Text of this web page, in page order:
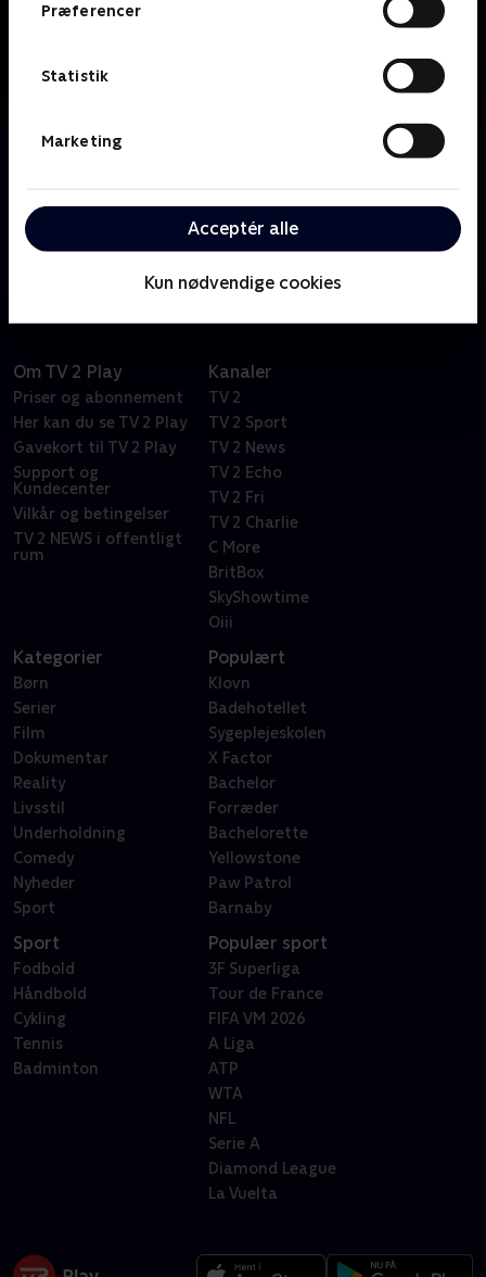
Præferencer
Statistik
Marketing
Acceptér alle
Kun nødvendige cookies
Helt hver uge får besøg af spillere fra Forræder-
slottet. Sammen dykker de ned i de bedste og
Om TV 2 Play
Priser og abonnement
Her kan du se TV 2 Play
Gavekort til TV 2 Play
Support og
Kundecenter
Vilkår og betingelser
TV 2 NEWS i offentligt
rum
Kanaler
TV 2
TV 2 Sport
TV 2 News
TV 2 Echo
TV 2 Fri
TV 2 Charlie
C More
BritBox
SkyShowtime
Oiii
Kategorier
Børn
Serier
Film
Dokumentar
Reality
Livsstil
Underholdning
Comedy
Nyheder
Sport
Populært
Klovn
Badehotellet
Sygeplejeskolen
X Factor
Bachelor
Forræder
Bachelorette
Yellowstone
Paw Patrol
Barnaby
Sport
Fodbold
Håndbold
Cykling
Tennis
Badminton
Populær sport
3F Superliga
Tour de France
FIFA VM 2026
A Liga
ATP
WTA
NFL
Serie A
Diamond League
La Vuelta